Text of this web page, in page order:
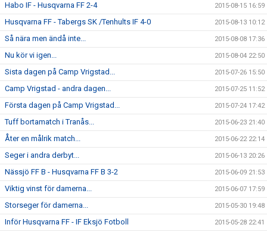
Habo IF - Husqvarna FF 2-4 2015-08-15 16:59
Husqvarna FF - Tabergs SK /Tenhults IF 4-0 2015-08-13 10:12
Så nära men ändå inte... 2015-08-08 17:36
Nu kör vi igen... 2015-08-04 22:50
Sista dagen på Camp Vrigstad... 2015-07-26 15:50
Camp Vrigstad - andra dagen... 2015-07-25 11:52
Första dagen på Camp Vrigstad... 2015-07-24 17:42
Tuff bortamatch i Tranås... 2015-06-23 21:40
Åter en målrik match... 2015-06-22 22:14
Seger i andra derbyt... 2015-06-13 20:26
Nässjö FF B - Husqvarna FF B 3-2 2015-06-09 21:53
Viktig vinst för damerna... 2015-06-07 17:59
Storseger för damerna... 2015-05-30 19:48
Inför Husqvarna FF - IF Eksjö Fotboll 2015-05-28 22:41